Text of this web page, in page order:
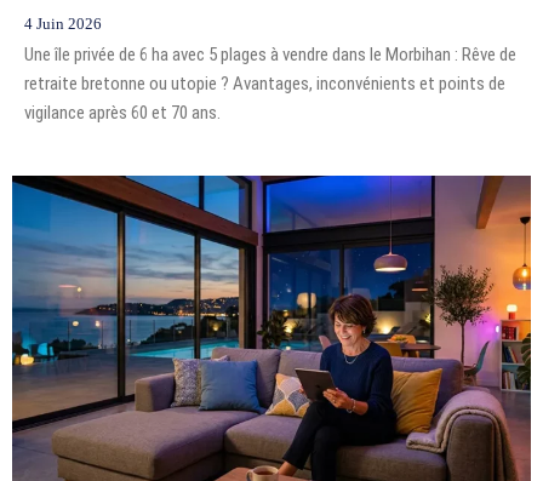
4 Juin 2026
Une île privée de 6 ha avec 5 plages à vendre dans le Morbihan : Rêve de
retraite bretonne ou utopie ? Avantages, inconvénients et points de
vigilance après 60 et 70 ans.